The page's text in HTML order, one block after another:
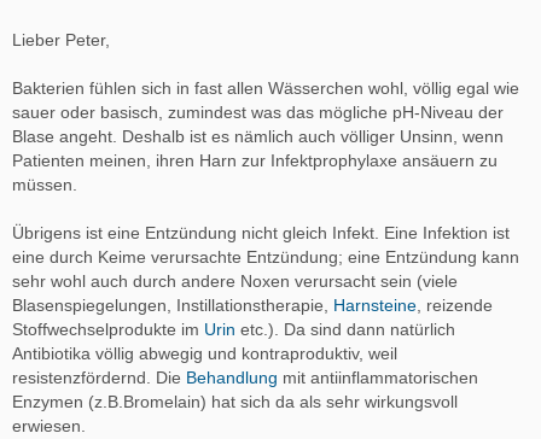
Lieber Peter,
Bakterien fühlen sich in fast allen Wässerchen wohl, völlig egal wie
sauer oder basisch, zumindest was das mögliche pH-Niveau der
Blase angeht. Deshalb ist es nämlich auch völliger Unsinn, wenn
Patienten meinen, ihren Harn zur Infektprophylaxe ansäuern zu
müssen.
Übrigens ist eine Entzündung nicht gleich Infekt. Eine Infektion ist
eine durch Keime verursachte Entzündung; eine Entzündung kann
sehr wohl auch durch andere Noxen verursacht sein (viele
Blasenspiegelungen, Instillationstherapie, Harnsteine , reizende
Stoffwechselprodukte im Urin etc.). Da sind dann natürlich
Antibiotika völlig abwegig und kontraproduktiv, weil
resistenzfördernd. Die Behandlung mit antiinflammatorischen
Enzymen (z.B.Bromelain) hat sich da als sehr wirkungsvoll
erwiesen.